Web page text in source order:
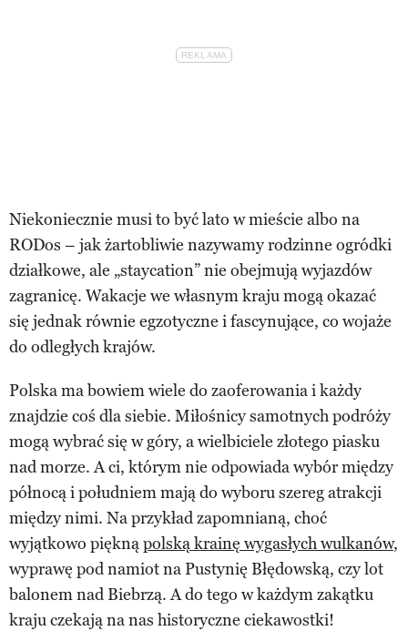
Niekoniecznie musi to być lato w mieście albo na
RODos – jak żartobliwie nazywamy rodzinne ogródki
działkowe, ale „staycation” nie obejmują wyjazdów
zagranicę. Wakacje we własnym kraju mogą okazać
się jednak równie egzotyczne i fascynujące, co wojaże
do odległych krajów.
Polska ma bowiem wiele do zaoferowania i każdy
znajdzie coś dla siebie. Miłośnicy samotnych podróży
mogą wybrać się w góry, a wielbiciele złotego piasku
nad morze. A ci, którym nie odpowiada wybór między
północą i południem mają do wyboru szereg atrakcji
między nimi. Na przykład zapomnianą, choć
wyjątkowo pięknąpolską krainę wygasłych wulkanów,
wyprawę pod namiot na Pustynię Błędowską, czy lot
balonem nad Biebrzą. A do tego w każdym zakątku
kraju czekają na nas historyczne ciekawostki!